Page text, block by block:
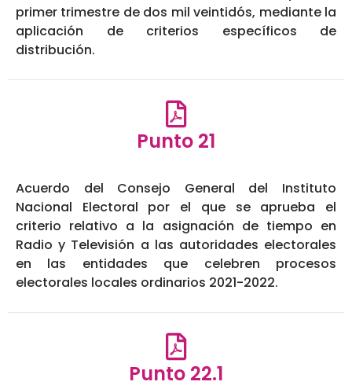
primer trimestre de dos mil veintidós, mediante la
aplicación de criterios específicos de
distribución.
Punto 21
Acuerdo del Consejo General del Instituto
Nacional Electoral por el que se aprueba el
criterio relativo a la asignación de tiempo en
Radio y Televisión a las autoridades electorales
en las entidades que celebren procesos
electorales locales ordinarios 2021-2022.
Punto 22.1